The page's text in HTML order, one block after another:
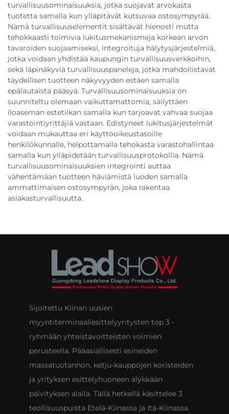
turvallisuusominaisuuksia, jotka suojavat arvokasta
tuotetta samalla kun ylläpitävät kutsuvaa ostosympyrää.
Nämä turvallisuuselementit sisältävät hienosti mutta
tehokkaasti toimivia lukitusmekanismeja korkean arvon
tavaroiden suojaamiseksi, integroituja hälytysjärjestelmiä,
jotka voidaan yhdistää kaupungin turvallisuusverkkoihin,
sekä läpinäkyviä turvallisuuspaneleja, jotka mahdollistavat
täydellisen tuotteen näkyvyyden estäen samalla
epälautaista pääsyä. Turvallisuusominaisuuksia on
suunniteltu olemaan vaikuttamattomia, säilyttäen
iloaseman estetiikan samalla kun tarjoavat vahvaa suojaa
varastointiyrittäjiä vastaan. Edistyneet lukitusjärjestelmät
voidaan mukauttaa eri käyttöoikeustasoille
henkilökunnalle, helpottamalla tehokasta varastohallintaa
samalla kun ylläpidetään turvallisuusprotokollia. Nämä
turvallisuusominaisuuksien integrointi auttaa
vähentämään tuotteen häviämistä luoden samalla
ammattimaisen ostosympyrän, joka rakentaa
asiakasturvallisuutta.
Sijoitettu Kiinan uusien
myyntiterminaaliesittelyyritysten top 3 -
ryhmään yhteistavoitteisten voimien
perusteella. Pääasiallisesti esineiden
massatuotannon, ketju-kauppojen koristeiden
ja yrityksen esittelyhuoneen älykkään
päivityksen alalla. Tällä hetkellä käsittelee 3
teollisuuspuista Etelä-Kiinassa ja Itä-Kiinassa.